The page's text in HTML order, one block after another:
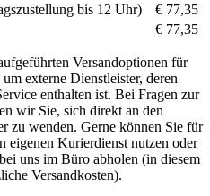
bis 12 Uhr)
€ 77,35
€ 77,35
Versandoptionen für
externe Dienstleister, deren
enthalten ist. Bei Fragen zur
wir Sie, sich direkt an den
zu wenden. Gerne können Sie für
eigenen Kurierdienst nutzen oder
uns im Büro abholen (in diesem
Versandkosten).